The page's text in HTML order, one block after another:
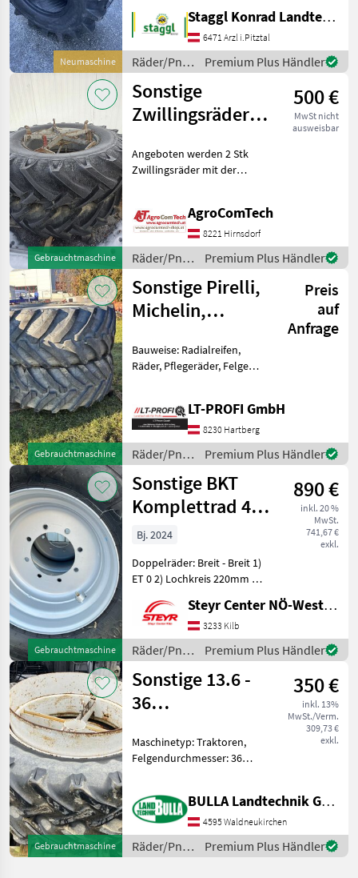
Neumaschine
lagernd Bitte informieren
Sie sich vor der
Besichtigung, ob di
Staggl Konrad Landtechnik Oberland
6471 Arzl i.Pitztal
Räder/Pneu/Felgen
/ Sonstige
Premium Plus Händler
Gebrauchtmaschine
Sonstige
Zwillingsräder
500 €
MwSt nicht
ausweisbar
Angeboten werden 2 Stk
Zwillingsräder mit der
TraktorräderAgroComTech
8221 Hirnsdorf
Räder/Pneu/Felgen
/ Sonstige
Premium Plus Händler
Gebrauchtmaschine
Sonstige Pirelli,
Michelin,
Vredestein,
Trelleb
Preis
auf
Anfrage
Bauweise: Radialreifen,
Räder, Pflegeräder, Felgen
abzugeben! -Verschiedene
Hersteller und Größen -von
Neu bis Gebraucht
LT-PROFI GmbH
8230 Hartberg
Räder/Pneu/Felgen
/ Sonstige
Premium Plus Händler
Gebrauchtmaschine
Sonstige BKT
Komplettrad 4
Stk 560/45R22.5
FL630
890 €
inkl. 20 %
MwSt.
741,67 €
exkl.
Bj. 2024
Doppelräder: Breit - Breit 1)
ET 0 2) Lochkreis 220mm 3)
Lochfelge 5) Preis per STK
Räder/Pneu/Felgen
Traktorräder
Steyr Center NÖ-West - Standort Kilb
3233 Kilb
Räder/Pneu/Felgen
/ Sonstige
Premium Plus Händler
Gebrauchtmaschine
Sonstige 13.6 -
36
350 €
inkl. 13%
MwSt./Verm.
309,73 €
exkl.
Maschinetyp: Traktoren,
Felgendurchmesser: 36
13.6 - 36 +
Außendurchmesser ca. 150
cm Räder/Pneu/Felgen
Traktorräd
BULLA Landtechnik GmbH Ersatzteile
4595 Waldneukirchen
Räder/Pneu/Felgen
/ Sonstige
Premium Plus Händler